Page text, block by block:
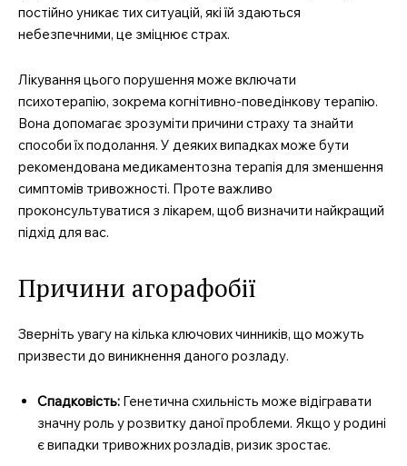
постійно уникає тих ситуацій, які їй здаються
небезпечними, це зміцнює страх.
Лікування цього порушення може включати
психотерапію, зокрема когнітивно-поведінкову терапію.
Вона допомагає зрозуміти причини страху та знайти
способи їх подолання. У деяких випадках може бути
рекомендована медикаментозна терапія для зменшення
симптомів тривожності. Проте важливо
проконсультуватися з лікарем, щоб визначити найкращий
підхід для вас.
Причини агорафобії
Зверніть увагу на кілька ключових чинників, що можуть
призвести до виникнення даного розладу.
Спадковість: Генетична схильність може відігравати
значну роль у розвитку даної проблеми. Якщо у родині
є випадки тривожних розладів, ризик зростає.